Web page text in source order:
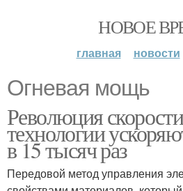
НОВОЕ
главная новости
Огневая мощь
Революция
технологии
в 15 тысяч раз
Передовой метод управления